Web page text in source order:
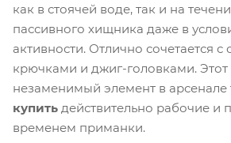
как в стоячей воде, так и на
пассивного хищника даже в
активности. Отлично сочетается
крючками и джиг-головками. Этот
незаменимый элемент в арсенале
купить действительно рабочие и
временем приманки.